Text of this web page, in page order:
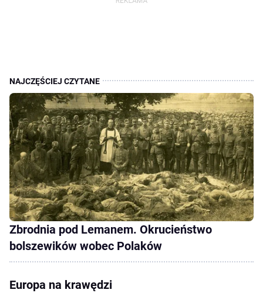
Zbrodnia pod Lemanem. Okrucieństwo
bolszewików wobec Polaków
Europa na krawędzi